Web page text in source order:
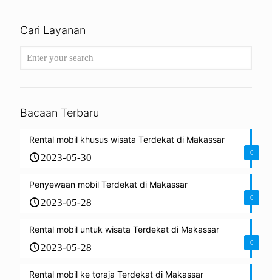
Cari Layanan
Bacaan Terbaru
0
Rental mobil khusus wisata Terdekat di Makassar
2023-05-30
0
Penyewaan mobil Terdekat di Makassar
2023-05-28
0
Rental mobil untuk wisata Terdekat di Makassar
2023-05-28
Rental mobil ke toraja Terdekat di Makassar